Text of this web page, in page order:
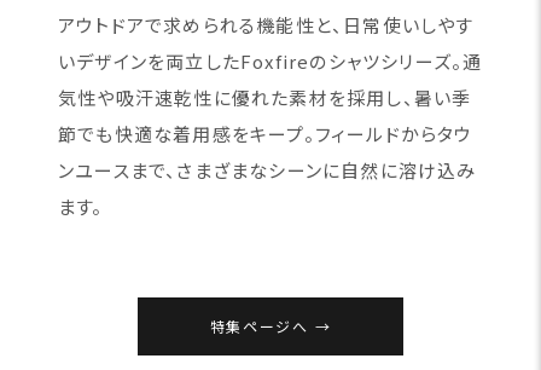
アウトドアで求められる機能性と、日常使いしやす
いデザインを両立したFoxfireのシャツシリーズ。通
気性や吸汗速乾性に優れた素材を採用し、暑い季
節でも快適な着用感をキープ。フィールドからタウ
ンユースまで、さまざまなシーンに自然に溶け込み
ます。
特集ページへ